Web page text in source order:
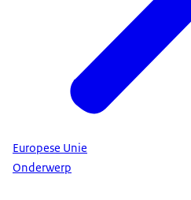
Europese Unie
Onderwerp